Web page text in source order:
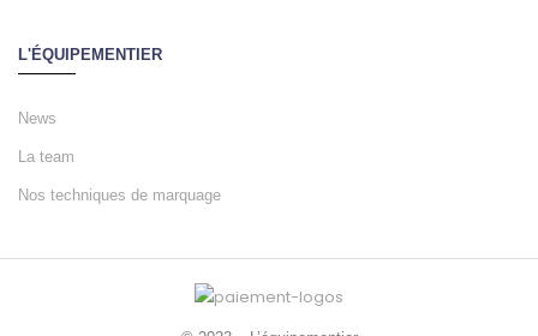
L'ÉQUIPEMENTIER
News
La team
Nos techniques de marquage